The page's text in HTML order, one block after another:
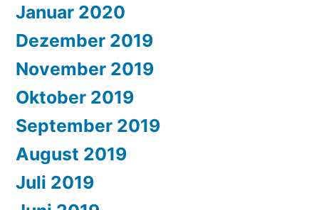
Januar 2020
Dezember 2019
November 2019
Oktober 2019
September 2019
August 2019
Juli 2019